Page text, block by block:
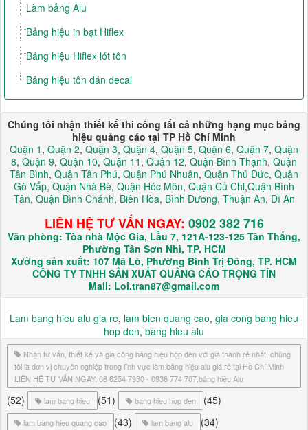
Làm bảng Alu
Bảng hiệu in bạt Hiflex
Bảng hiệu Hiflex lót tôn
Bảng hiệu tôn dán decal
Chúng tôi nhận thiết kế thi công tất cả những hạng mục bảng
hiệu quảng cáo tại TP Hồ Chí Minh
Quận 1 , Quận 2, Quận 3, Quận 4, Quận 5, Quận 6, Quận 7, Quận
8, Quận 9, Quận 10, Quận 11 , Quận 12, Quận Bình Thạnh, Quận
Tân Bình, Quận Tân Phú, Quận Phú Nhuận, Quận Thủ Đức, Quận
Gò Vấp, Quận Nhà Bè, Quận Hóc Môn, Quận Củ Chi,Quận Bình
Tân, Quận Bình Chánh, Biên Hòa, Bình Dương, Thuận An, Dĩ An
LIÊN HỆ TƯ VẤN NGAY: 0902 382 716
Văn phòng: Tòa nhà Mộc Gia, Lầu 7, 121A-123-125 Tân Thắng,
Phường Tân Sơn Nhì, TP. HCM
Xưởng sản xuất: 107 Mã Lò, Phường Bình Trị Đông, TP. HCM
CÔNG TY TNHH SẢN XUẤT QUẢNG CÁO TRỌNG TÍN
Mail: Loi.tran87@gmail.com
Lam bang hieu alu gia re, lam bien quang cao, gia cong bang hieu
hop den, bang hieu alu
Nhận tư vấn, thiết kế và gia công bảng hiệu hộp đèn với giá thành rẻ nhất, chúng
tôi là đơn vị chuyên nghiệp trong lĩnh vực làm bảng hiệu alu giá rẻ tại Hồ Chí Minh
LIÊN HỆ TƯ VẤN NGAY: 08 6254 7930 - 0936 774 707,bảng hiệu Alu
(52) lam bang hieu (51) bang hieu hop den (45)
lam bang hieu quang cao (43) lam bang alu (34)